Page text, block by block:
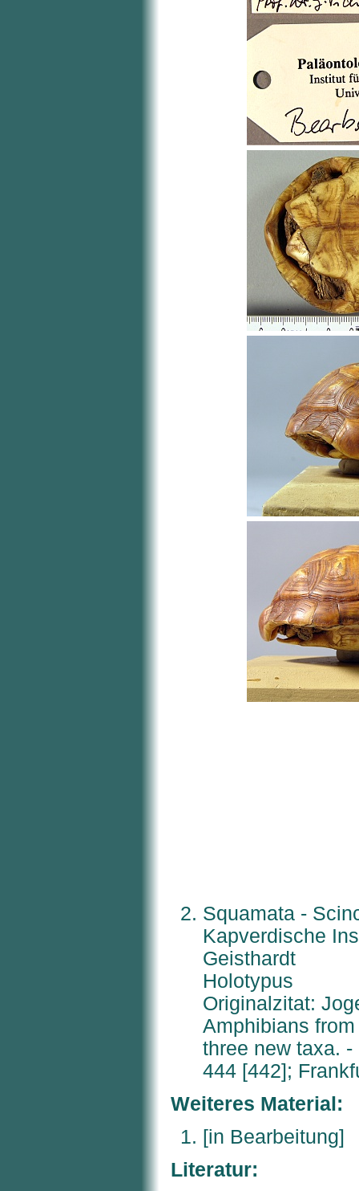
Squamata -
Kapverdische
Geisthardt
Holotypus
Originalzitat:
Amphibians
three new taxa.
444 [442];
Weiteres Material:
[in Bearbeitung]
Literatur: